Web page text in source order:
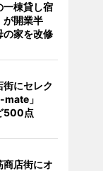
一棟貸し宿
が開業半
家を改修
にセレク
mate」
500点
商店街にオ